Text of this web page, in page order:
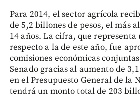
Para 2014, el sector agrícola
de 5,2 billones de pesos, el más
14 años. La cifra, que representa
respecto a la de este año, fue
comisiones económicas
Senado gracias al aumento de
en el Presupuesto General de la
tendrá un monto total de 203